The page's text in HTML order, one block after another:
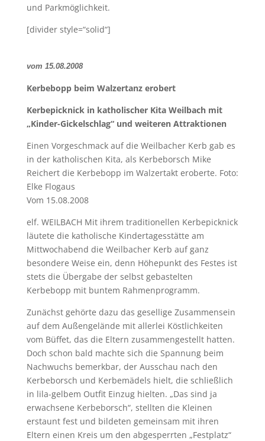
und Parkmöglichkeit.
[divider style=“solid“]
vom 15.08.2008
Kerbebopp beim Walzertanz erobert
Kerbepicknick in katholischer Kita Weilbach mit
„Kinder-Gickelschlag“ und weiteren Attraktionen
Einen Vorgeschmack auf die Weilbacher Kerb gab es
in der katholischen Kita, als Kerbeborsch Mike
Reichert die Kerbebopp im Walzertakt eroberte. Foto:
Elke Flogaus
Vom 15.08.2008
elf. WEILBACH Mit ihrem traditionellen Kerbepicknick
läutete die katholische Kindertagesstätte am
Mittwochabend die Weilbacher Kerb auf ganz
besondere Weise ein, denn Höhepunkt des Festes ist
stets die Übergabe der selbst gebastelten
Kerbebopp mit buntem Rahmenprogramm.
Zunächst gehörte dazu das gesellige Zusammensein
auf dem Außengelände mit allerlei Köstlichkeiten
vom Büffet, das die Eltern zusammengestellt hatten.
Doch schon bald machte sich die Spannung beim
Nachwuchs bemerkbar, der Ausschau nach den
Kerbeborsch und Kerbemädels hielt, die schließlich
in lila-gelbem Outfit Einzug hielten. „Das sind ja
erwachsene Kerbeborsch“, stellten die Kleinen
erstaunt fest und bildeten gemeinsam mit ihren
Eltern einen Kreis um den abgesperrten „Festplatz“